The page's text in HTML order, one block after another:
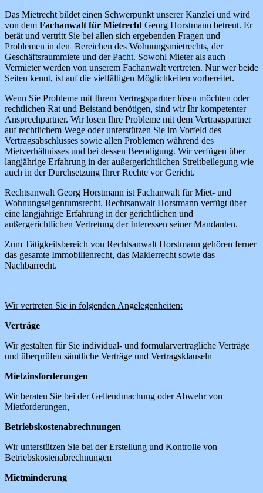
Das Mietrecht bildet einen Schwerpunkt unserer Kanzlei und wird
von dem Fachanwalt für Mietrecht Georg Horstmann betreut. Er
berät und vertritt Sie bei allen sich ergebenden Fragen und
Problemen in den Bereichen des Wohnungsmietrechts, der
Geschäftsraummiete und der Pacht. Sowohl Mieter als auch
Vermieter werden von unserem Fachanwalt vertreten. Nur wer beide
Seiten kennt, ist auf die vielfältigen Möglichkeiten vorbereitet.
Wenn Sie Probleme mit Ihrem Vertragspartner lösen möchten oder
rechtlichen Rat und Beistand benötigen, sind wir Ihr kompetenter
Ansprechpartner. Wir lösen Ihre Probleme mit dem Vertragspartner
auf rechtlichem Wege oder unterstützen Sie im Vorfeld des
Vertragsabschlusses sowie allen Problemen während des
Mietverhältnisses und bei dessen Beendigung. Wir verfügen über
langjährige Erfahrung in der außergerichtlichen Streitbeilegung wie
auch in der Durchsetzung Ihrer Rechte vor Gericht.
Rechtsanwalt Georg Horstmann ist Fachanwalt für Miet- und
Wohnungseigentumsrecht. Rechtsanwalt Horstmann verfügt über
eine langjährige Erfahrung in der gerichtlichen und
außergerichtlichen Vertretung der Interessen seiner Mandanten.
Zum Tätigkeitsbereich von Rechtsanwalt Horstmann gehören ferner
das gesamte Immobilienrecht, das Maklerrecht sowie das
Nachbarrecht.
Wir vertreten Sie in folgenden Angelegenheiten:
Verträge
Wir gestalten für Sie individual- und formularvertragliche Verträge
und überprüfen sämtliche Verträge und Vertragsklauseln
Mietzinsforderungen
Wir beraten Sie bei der Geltendmachung oder Abwehr von
Mietforderungen,
Betriebskostenabrechnungen
Wir unterstützen Sie bei der Erstellung und Kontrolle von
Betriebskostenabrechnungen
Mietminderung